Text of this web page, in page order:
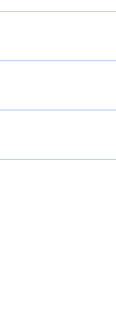
Nero
fuori dalla